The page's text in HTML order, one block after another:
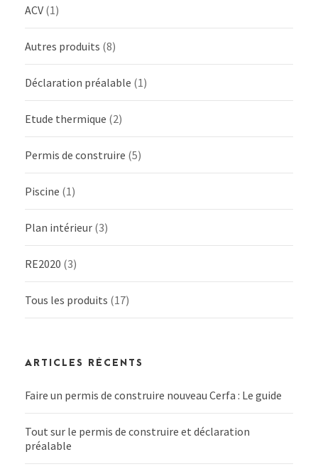
ACV (1)
Autres produits (8)
Déclaration préalable (1)
Etude thermique (2)
Permis de construire (5)
Piscine (1)
Plan intérieur (3)
RE2020 (3)
Tous les produits (17)
ARTICLES RÉCENTS
Faire un permis de construire nouveau Cerfa : Le guide
Tout sur le permis de construire et déclaration
préalable